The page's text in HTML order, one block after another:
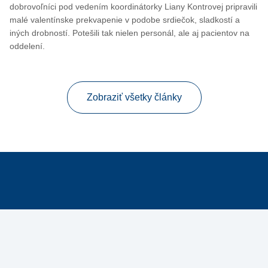
dobrovoľníci pod vedením koordinátorky Liany Kontrovej pripravili
malé valentínske prekvapenie v podobe srdiečok, sladkostí a
iných drobností. Potešili tak nielen personál, ale aj pacientov na
oddelení.
Zobraziť všetky články